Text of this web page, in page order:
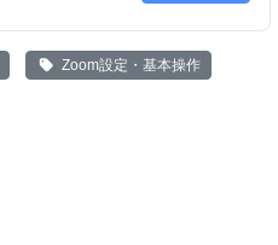
Zoom設定・基本操作